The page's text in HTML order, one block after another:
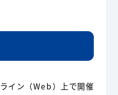
イン（Web）上で開催